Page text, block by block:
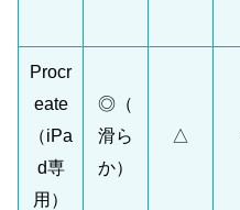
Procr
eate
（iPa
d専
用）
◎（
滑ら
か）
△